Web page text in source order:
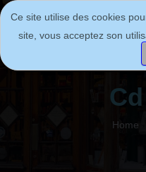
Home
Ce site utilise des cookies
site, vous acceptez son